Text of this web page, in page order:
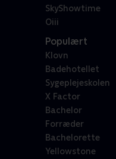
SkyShowtime
Oiii
Populært
Klovn
Badehotellet
Sygeplejeskolen
X Factor
Bachelor
Forræder
Bachelorette
Yellowstone